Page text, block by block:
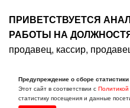
ПРИВЕТСТВУЕТСЯ
РАБОТЫ НА
продавец, кассир,
ОТКЛИКАЙТЕСЬ И МЫ
ВАКАНСИЮ РЯДОМ С
Предупреждение о сборе статистики
Этот сайт в соответствии с
статистику посещения и данные